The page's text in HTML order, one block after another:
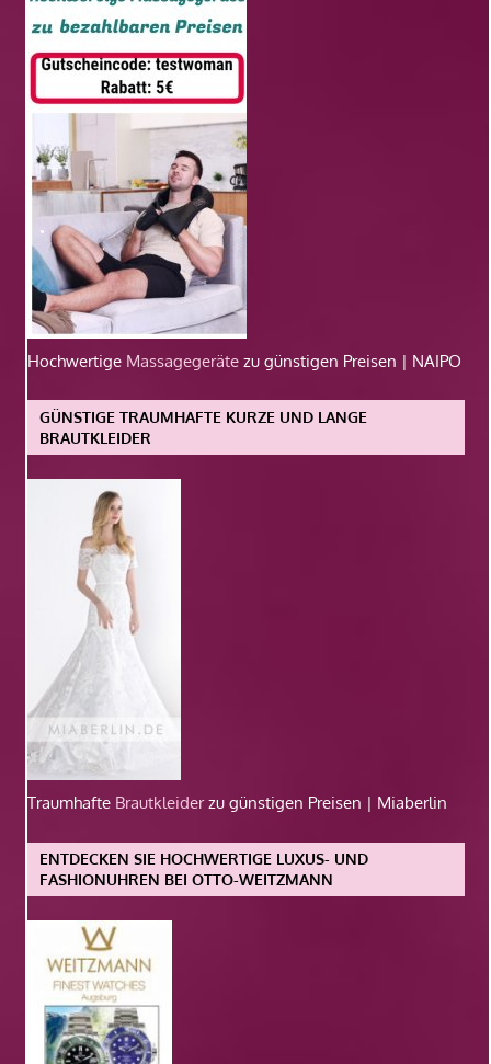
Hochwertige Massagegeräte zu günstigen Preisen | NAIPO
GÜNSTIGE TRAUMHAFTE KURZE UND LANGE
BRAUTKLEIDER
Traumhafte Brautkleiderzu günstigen Preisen | Miaberlin
ENTDECKEN SIE HOCHWERTIGE LUXUS- UND
FASHIONUHREN BEI OTTO-WEITZMANN